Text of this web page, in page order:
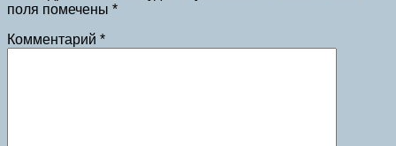
поля помечены *
Комментарий *